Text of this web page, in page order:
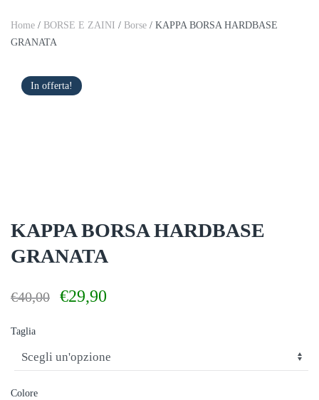
Home / BORSE E ZAINI / Borse / KAPPA BORSA HARDBASE
GRANATA
In offerta!
KAPPA BORSA HARDBASE
GRANATA
€40,00
€40,00.
€29,90
€29,90.
Taglia
Colore